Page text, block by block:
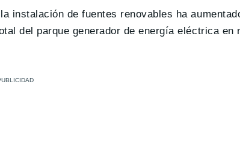
instalación de fuentes renovables ha
del parque generador de energía eléctrica en